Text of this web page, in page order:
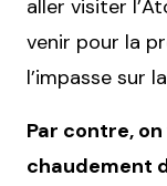
aller visiter
venir pour la
l’impasse sur
Par contre,
chaudement